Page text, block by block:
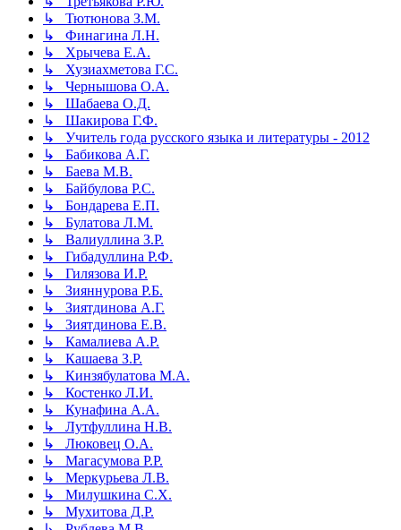
↳ Тютюнова З.М.
↳ Финагина Л.Н.
↳ Хрычева Е.А.
↳ Хузиахметова Г.С.
↳ Чернышова О.А.
↳ Шабаева О.Д.
↳ Шакирова Г.Ф.
↳ Учитель года русского языка и литературы - 2012
↳ Бабикова А.Г.
↳ Баева М.В.
↳ Байбулова Р.С.
↳ Бондарева Е.П.
↳ Булатова Л.М.
↳ Валиуллина З.Р.
↳ Гибадуллина Р.Ф.
↳ Гилязова И.Р.
↳ Зияннурова Р.Б.
↳ Зиятдинова А.Г.
↳ Зиятдинова Е.В.
↳ Камалиева А.Р.
↳ Кашаева З.Р.
↳ Кинзябулатова М.А.
↳ Костенко Л.И.
↳ Кунафина А.А.
↳ Лутфуллина Н.В.
↳ Люковец О.А.
↳ Магасумова Р.Р.
↳ Меркурьева Л.В.
↳ Милушкина С.Х.
↳ Мухитова Д.Р.